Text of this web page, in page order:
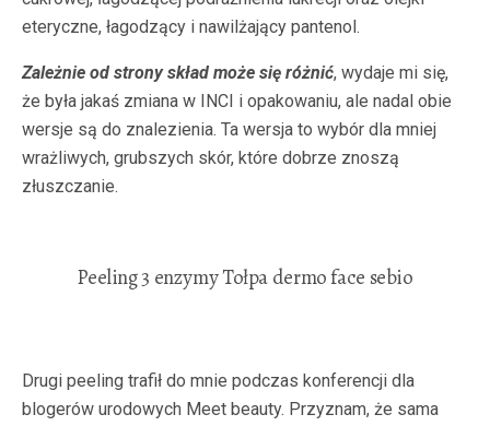
eteryczne, łagodzący i nawilżający pantenol.
Zależnie od strony skład może się różnić, wydaje mi się,
że była jakaś zmiana w INCI i opakowaniu, ale nadal obie
wersje są do znalezienia. Ta wersja to wybór dla mniej
wrażliwych, grubszych skór, które dobrze znoszą
złuszczanie.
Peeling 3 enzymy Tołpa dermo face sebio
Drugi peeling trafił do mnie podczas konferencji dla
blogerów urodowych Meet beauty. Przyznam, że sama